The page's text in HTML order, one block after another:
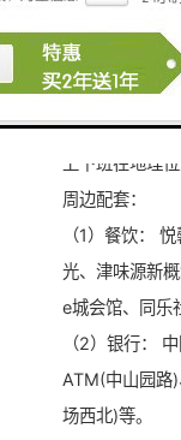
配套介绍：
1) 交通优势：
路等多线路汇
上下班在地理
周边配套：
（1）餐饮：
光、津味源新
e城会馆、同乐
（2）银行：
ATM(中山园路
场西北)等。